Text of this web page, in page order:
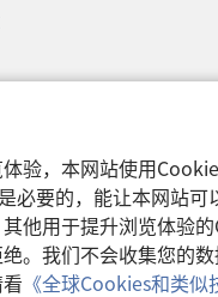
验，本网站使用
必要的，能让本网站可
他用于提升浏览体验
。我们不会收集您的
《全球Cookies和类